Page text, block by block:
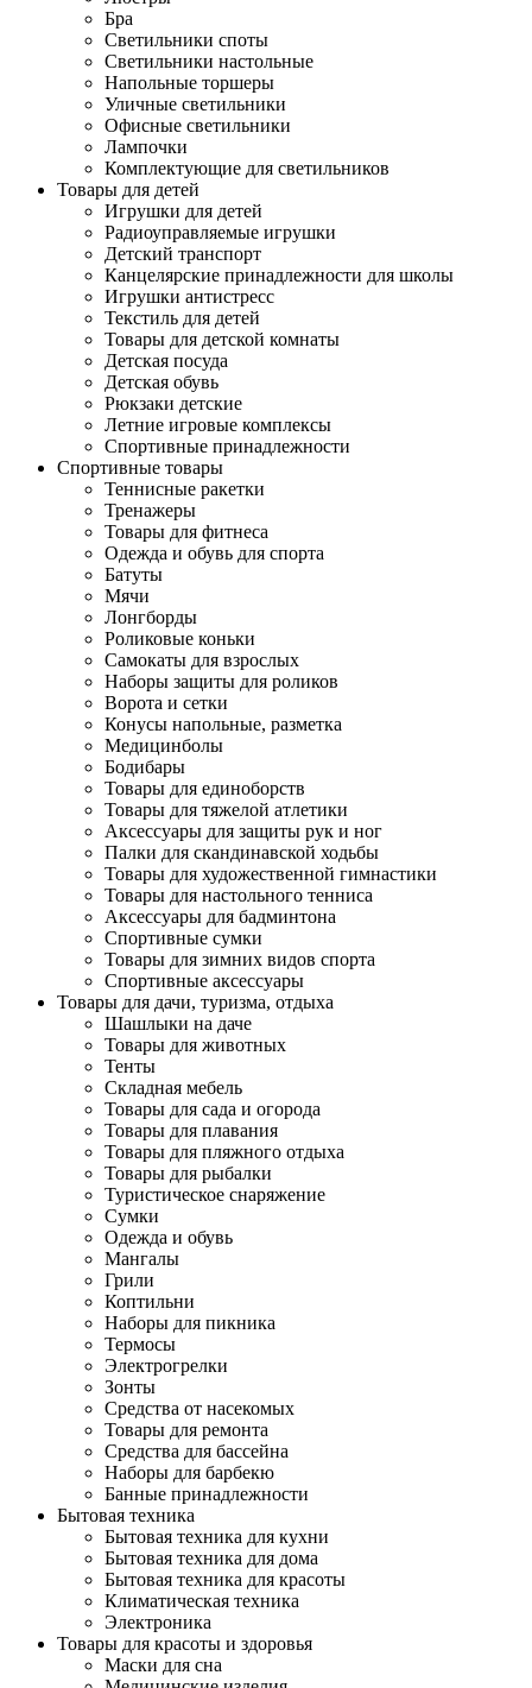
Бра
Светильники споты
Светильники настольные
Напольные торшеры
Уличные светильники
Офисные светильники
Лампочки
Комплектующие для светильников
Товары для детей
Игрушки для детей
Радиоуправляемые игрушки
Детский транспорт
Канцелярские принадлежности для школы
Игрушки антистресс
Текстиль для детей
Товары для детской комнаты
Детская посуда
Детская обувь
Рюкзаки детские
Летние игровые комплексы
Спортивные принадлежности
Спортивные товары
Теннисные ракетки
Тренажеры
Товары для фитнеса
Одежда и обувь для спорта
Батуты
Мячи
Лонгборды
Роликовые коньки
Самокаты для взрослых
Наборы защиты для роликов
Ворота и сетки
Конусы напольные, разметка
Медицинболы
Бодибары
Товары для единоборств
Товары для тяжелой атлетики
Аксессуары для защиты рук и ног
Палки для скандинавской ходьбы
Товары для художественной гимнастики
Товары для настольного тенниса
Аксессуары для бадминтона
Спортивные сумки
Товары для зимних видов спорта
Спортивные аксессуары
Товары для дачи, туризма, отдыха
Шашлыки на даче
Товары для животных
Тенты
Складная мебель
Товары для сада и огорода
Товары для плавания
Товары для пляжного отдыха
Товары для рыбалки
Туристическое снаряжение
Сумки
Одежда и обувь
Мангалы
Грили
Коптильни
Наборы для пикника
Термосы
Электрогрелки
Зонты
Средства от насекомых
Товары для ремонта
Средства для бассейна
Наборы для барбекю
Банные принадлежности
Бытовая техника
Бытовая техника для кухни
Бытовая техника для дома
Бытовая техника для красоты
Климатическая техника
Электроника
Товары для красоты и здоровья
Маски для сна